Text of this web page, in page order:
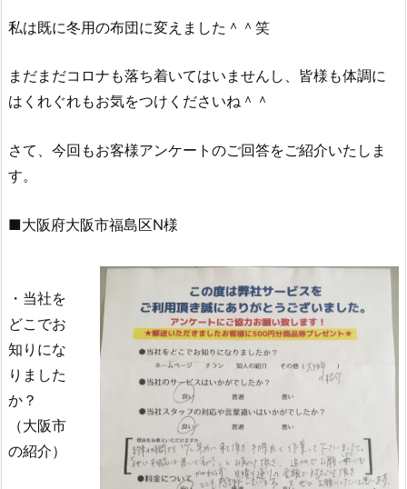
私は既に冬用の布団に変えました＾＾笑
まだまだコロナも落ち着いてはいませんし、皆様も体調に
はくれぐれもお気をつけくださいね＾＾
さて、今回もお客様アンケートのご回答をご紹介いたしま
す。
■大阪府大阪市福島区N様
・当社を
どこでお
知りにな
りました
か？
（大阪市
の紹介）